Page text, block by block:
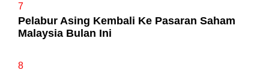
7
Pelabur Asing Kembali Ke Pasaran Saham
Malaysia Bulan Ini
8